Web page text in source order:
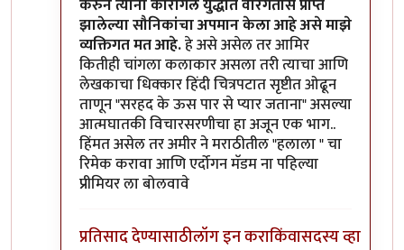
करुन त्यांनी कारगिल युद्धात वीरगतीस प्राप्त
झालेल्या सौनिकांचा अपमान केला आहे असे माझे
व्यक्तिगत मत आहे.हे असे असेल तर आमिर
कितीही चांगला कलाकार असला तरी त्याचा आणि
लेखकाचा धिक्कार हिंदी चित्रपटात सृष्टीत ओढून
ताणून "सरहद के ऊस पार से प्यार जताना" असल्या
आत्मघातकी विचारसरणीचा हा अजून एक भाग..
हिंमत असेल तर अमीर ने मराठीतील "हलाला " चा
रिमेक करावा आणि एर्दोगन मॅडम ना पहिल्या
प्रीमियर ला बोलवावे
प्रतिसाद देण्यासाठीलॉग इन कराकिंवासदस्य व्हा